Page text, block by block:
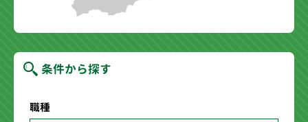
条件から探す
職種